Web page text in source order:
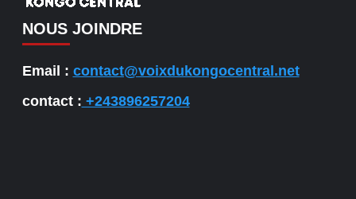
NOUS JOINDRE
Email : contact@voixdukongocentral.net
contact : +243896257204